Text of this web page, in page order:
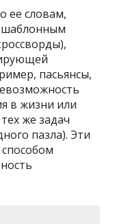
ее словам,
шаблонным
пасьянсы,
в жизни или
же задач
пазла). Эти